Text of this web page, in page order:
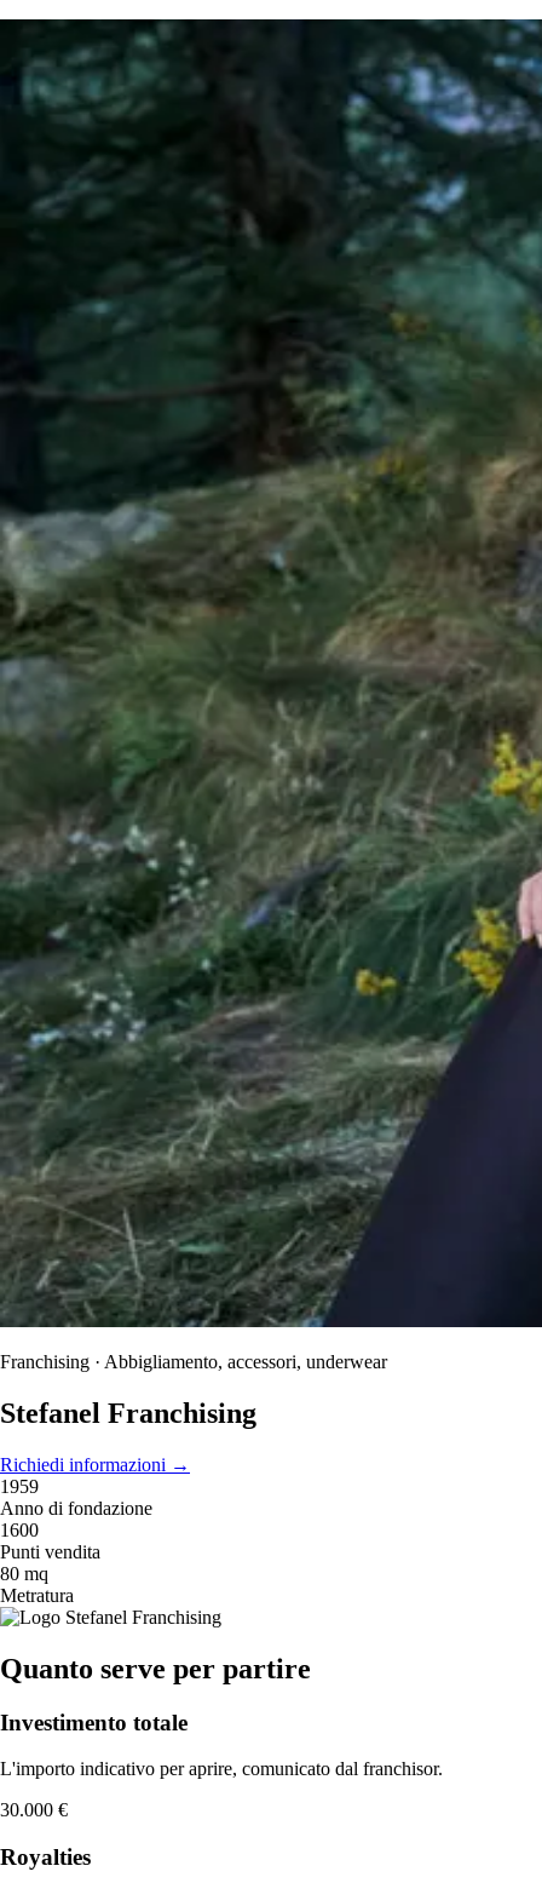
Franchising · Abbigliamento, accessori, underwear
Stefanel Franchising
Richiedi informazioni →
1959
Anno di fondazione
1600
Punti vendita
80 mq
Metratura
Quanto serve per partire
Investimento totale
L'importo indicativo per aprire, comunicato dal franchisor.
30.000 €
Royalties